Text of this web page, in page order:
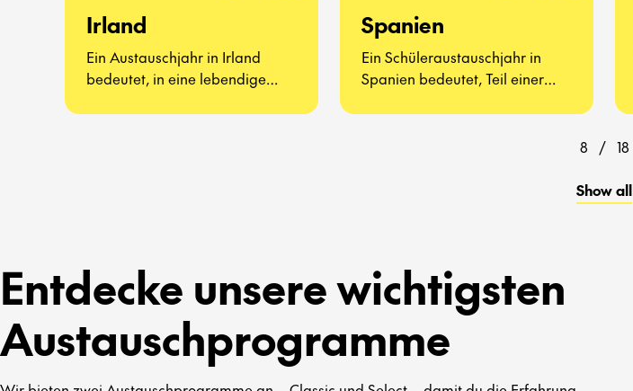
Irland
Ein Austauschjahr in Irland
bedeutet, in eine lebendige
Spanien
Ein Schüleraustauschjahr in
Spanien bedeutet, Teil einer
8 / 18
Show all
Entdecke unsere wichtigsten
Austauschprogramme